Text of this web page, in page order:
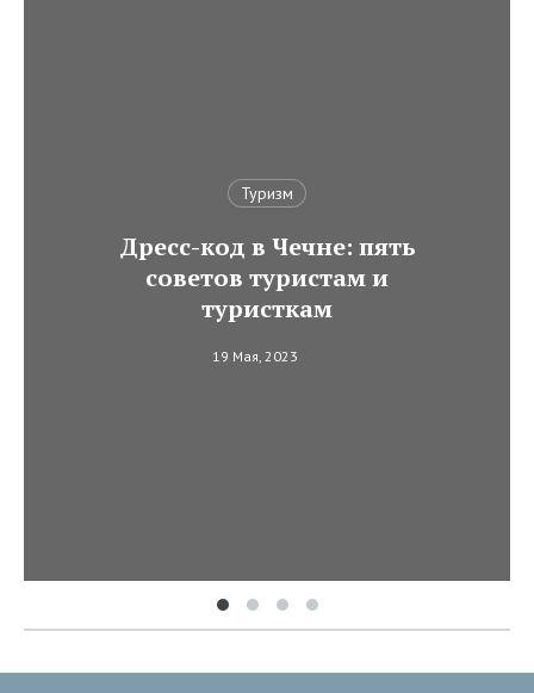
Туризм
Дресс-код в Чечне: пять
советов туристам и
туристкам
19 Мая, 2023